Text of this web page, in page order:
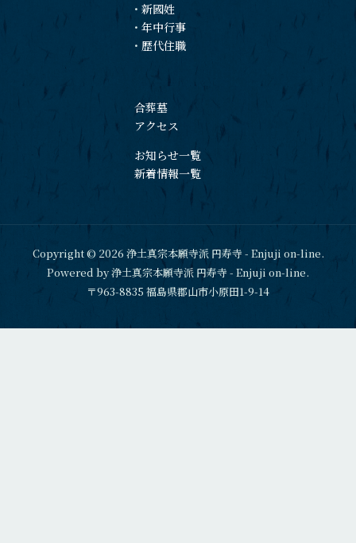
・新國姓
・年中行事
・ 歴代住職
合葬墓
アクセス
お知らせ一覧
新着情報一覧
Copyright © 2026 浄土真宗本願寺派 円寿寺 - Enjuji on-line.
Powered by 浄土真宗本願寺派 円寿寺 - Enjuji on-line.
〒963-8835 福島県郡山市小原田1-9-14